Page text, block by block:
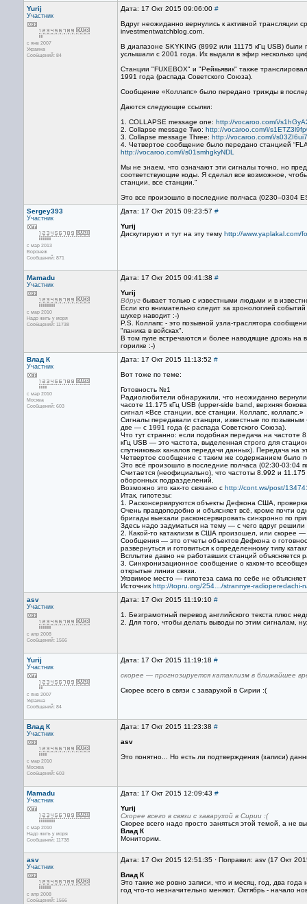
Yurij
Участник
с янв 2007
Украина
Сообщений: 84
Дата: 17 Окт 2015 09:06:00 #
Вдруг неожиданно вернулись к активной трансляции
investmentwatchblog.com.
В диапазоне SKYKING (8992 или 11175 кГц USB)
услышали с 2001 года. Их выдали в эфир несколько
Станции "FUXEBOX" и "Рейкьявик" также
1991 года (распада Советского Союза).
Сообщение «Коллапс» было передано трижды в
Даются следующие ссылки:
1. COLLAPSE message one: http://vocaroo.com/i/
2. Collapse message Two: http://vocaroo.com/i/
3. Collapse message Three: http://vocaroo.com/i/
4. Четвертое сообщение было передано станцией
http://vocaroo.com/i/s01smhgkyNDL
Мы не знаем, что означают эти сигналы точно, но
соответствующие коды. Я сделал все возможное,
станции, все станции."
Это все произошло в последние полчаса (0230–0304
Sergey393
Участник
с мар 2013
Воронеж
Сообщений: 871
Дата: 17 Окт 2015 09:23:57 #
Yurij
Дискутируют и тут на эту тему http://www.yaplakal.com/
Mamadu
Участник
с мар 2010
Надо жить у моря
Сообщений: 11738
Дата: 17 Окт 2015 09:41:38 #
Yurij
Вдруг бывает только с известными людьми и в
Если кто внимательно следит за хронологией
шухер наводит :-)
P.S. Коллапс - это позывной узла-траслятора
"паника в войсках".
В том пуле встречаются и более наводящие дрожь на
горилке :-)
Влад К
Участник
с мар 2010
Москва
Сообщений: 603
Дата: 17 Окт 2015 11:13:52 #
Вот тоже по теме:
Готовность №1
Радиолюбители обнаружили, что неожиданно
часоте 11.175 кГц USB (upper-side band, верхняя
сигнал «Все станции, все станции. Коллапс, коллапс.»
Сигналы передавали станции, известные по
две — с 1991 года (с распада Советского Союза).
Что тут странно: если подобная передача на частоте
кГц USB — это частота, выделенная строго для
спутниковых каналов передачи данных). Передача на
Четвертое сообщение с таким же содержанием было
Это всё произошло в последние полчаса (02:30-03:04
Считается (неофициально), что частоты 8.992 и
оборонных подразделений.
Возможно это как-то связано с http://cont.ws/post/
Итак, гипотезы:
1. Расконсервируются объекты Дефкона США,
Очень правдоподобно и объясняет всё, кроме почти
бригады выехали расконсервировать синхронно по
Здесь надо задуматься на тему — с чего вдруг
2. Какой-то катаклизм в США произошел, или скорее
Сообщения — это отчеты объектов Дефкона о
развернуться и готовиться к определенному типу
Всплытие давно не работавших станций объясняется
3. Синхронизационное сообщение о каком-то
открытые линии связи.
Уязвимое место — гипотеза сама по себе не
Источник http://topru.org/254…/strannye-radioperedachi-
asv
Участник
с апр 2008
Сообщений: 1566
Дата: 17 Окт 2015 11:19:10 #
1. Безграмотный перевод английского текста плюс
2. Для того, чтобы делать выводы по этим сигналам,
Yurij
Участник
с янв 2007
Украина
Сообщений: 84
Дата: 17 Окт 2015 11:19:18 #
скорее — прогнозируется катаклизм в ближайшее
Скорее всего в связи с заварухой в Сирии :(
Влад К
Участник
с мар 2010
Москва
Сообщений: 603
Дата: 17 Окт 2015 11:23:38 #
asv
Это понятно... Но есть ли подтверждения (записи)
Mamadu
Участник
с мар 2010
Надо жить у моря
Сообщений: 11738
Дата: 17 Окт 2015 12:09:43 #
Yurij
Скорее всего в связи с заварухой в Сирии :(
Скорее всего надо просто заняться этой темой, а не
Влад К
Мониторим.
asv
Участник
с апр 2008
Сообщений: 1566
Дата: 17 Окт 2015 12:51:35 · Поправил: asv (17 Окт
Влад К
Это такие же ровно записи, что и месяц, год, два
год что-то незначительно меняют. Октябрь - начало